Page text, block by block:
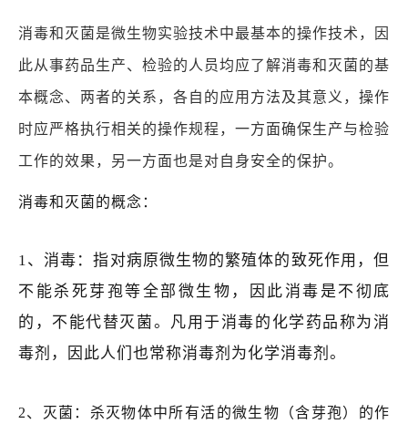
消毒和灭菌是微生物实验技术中最基本的操作技术，因
此从事药品生产、检验的人员均应了解消毒和灭菌的基
本概念、两者的关系，各自的应用方法及其意义，操作
时应严格执行相关的操作规程，一方面确保生产与检验
工作的效果，另一方面也是对自身安全的保护。
消毒和灭菌的概念：
1、消毒：指对病原微生物的繁殖体的致死作用，但
不能杀死芽孢等全部微生物，因此消毒是不彻底
的，不能代替灭菌。凡用于消毒的化学药品称为消
毒剂，因此人们也常称消毒剂为化学消毒剂。
2、灭菌：杀灭物体中所有活的微生物（含芽孢）的作